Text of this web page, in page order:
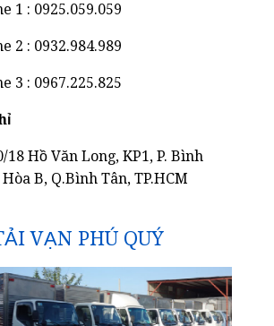
1 : 0925.059.059
2 : 0932.984.989
3 : 0967.225.825
18 Hồ Văn Long, KP1, P. Bình
B, Q.Bình Tân, TP.HCM
VẠN PHÚ QUÝ